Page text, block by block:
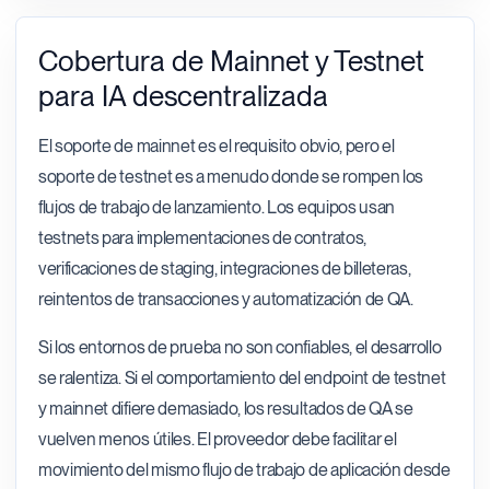
Cobertura de Mainnet y Testnet
para IA descentralizada
El soporte de mainnet es el requisito obvio, pero el
soporte de testnet es a menudo donde se rompen los
flujos de trabajo de lanzamiento. Los equipos usan
testnets para implementaciones de contratos,
verificaciones de staging, integraciones de billeteras,
reintentos de transacciones y automatización de QA.
Si los entornos de prueba no son confiables, el desarrollo
se ralentiza. Si el comportamiento del endpoint de testnet
y mainnet difiere demasiado, los resultados de QA se
vuelven menos útiles. El proveedor debe facilitar el
movimiento del mismo flujo de trabajo de aplicación desde